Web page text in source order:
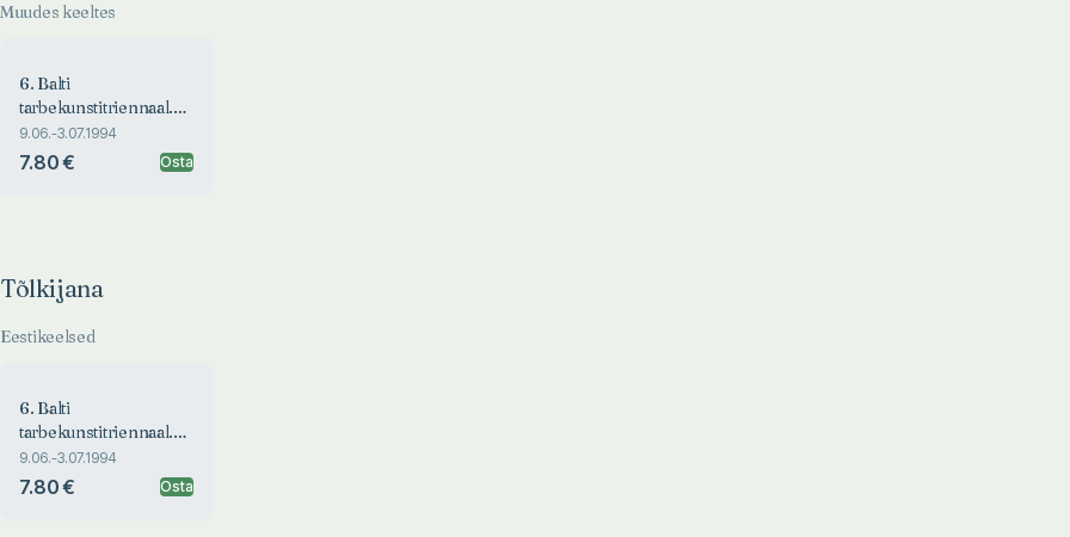
Muudes keeltes
6. Balti
tarbekunstitriennaal.
6th Baltic Art and
Crafts Triennial
9.06.-3.07.1994
7.80 € Osta
Tõlkijana
Eestikeelsed
6. Balti
tarbekunstitriennaal.
6th Baltic Art and
Crafts Triennial
9.06.-3.07.1994
7.80 € Osta